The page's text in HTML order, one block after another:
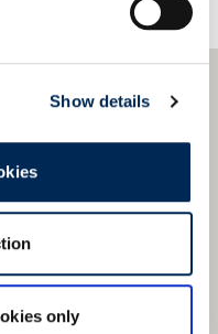
Show details
only